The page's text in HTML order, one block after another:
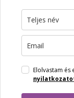
Elolvastam és